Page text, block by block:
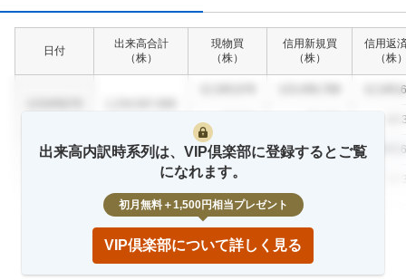
訳
日付
出来高合計
（株）
現物買
（株）
信用新規買
（株）
信用返
（株
1,234,567,890
12,345,678 123,456,789
12.3
12,345,678 123,456,789
12.3 %
出来高内訳時系列は、VIP倶楽部に登録するとご覧
になれます。
初月無料＋1,500円相当プレゼント
VIP倶楽部について詳しく見る